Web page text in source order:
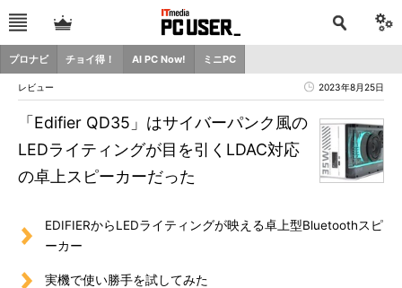
プロナビ チョイ得！ AI PC Now! ミニPC
レビュー 2023年8月25日
「Edifier QD35」はサイバーパンク風の
LEDライティングが目を引くLDAC対応
の卓上スピーカーだった
EDIFIERからLEDライティングが映える卓上型Bluetoothスピ
ーカー
実機で使い勝手を試してみた